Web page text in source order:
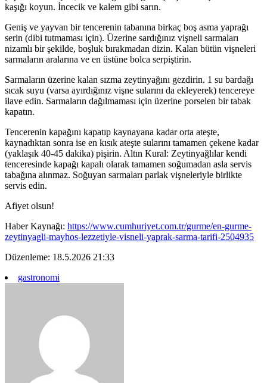
kaşığı koyun. İncecik ve kalem gibi sarın.
Geniş ve yayvan bir tencerenin tabanına birkaç boş asma yaprağı
serin (dibi tutmaması için). Üzerine sardığınız vişneli sarmaları
nizamlı bir şekilde, boşluk bırakmadan dizin. Kalan bütün vişneleri
sarmaların aralarına ve en üstüne bolca serpiştirin.
Sarmaların üzerine kalan sızma zeytinyağını gezdirin. 1 su bardağı
sıcak suyu (varsa ayırdığınız vişne sularını da ekleyerek) tencereye
ilave edin. Sarmaların dağılmaması için üzerine porselen bir tabak
kapatın.
Tencerenin kapağını kapatıp kaynayana kadar orta ateşte,
kaynadıktan sonra ise en kısık ateşte sularını tamamen çekene kadar
(yaklaşık 40-45 dakika) pişirin. Altın Kural: Zeytinyağlılar kendi
tenceresinde kapağı kapalı olarak tamamen soğumadan asla servis
tabağına alınmaz. Soğuyan sarmaları parlak vişneleriyle birlikte
servis edin.
Afiyet olsun!
Haber Kaynağı: https://www.cumhuriyet.com.tr/gurme/en-gurme-
zeytinyagli-mayhos-lezzetiyle-visneli-yaprak-sarma-tarifi-2504935
Düzenleme: 18.5.2026 21:33
gastronomi